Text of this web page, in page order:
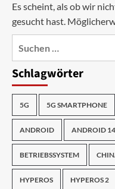
Es scheint, als ob wir
gesucht hast.
Schlagwörter
5G 5G SMARTPHONE
ANDROID ANDROID 14
BETRIEBSSYSTEM
HYPEROS HYPEROS 2